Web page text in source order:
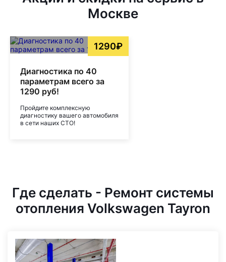
Москве
1290₽
Диагностика по 40
параметрам всего за
1290 руб!
Пройдите комплексную
диагностику вашего автомобиля
в сети наших СТО!
Где сделать - Ремонт системы
отопления Volkswagen Tayron